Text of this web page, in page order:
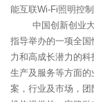
能互联Wi-Fi照明控制
中国创新创业大
指导举办的一项全
力和高成长潜力的科
生产及服务等方面
案，行业及市场，